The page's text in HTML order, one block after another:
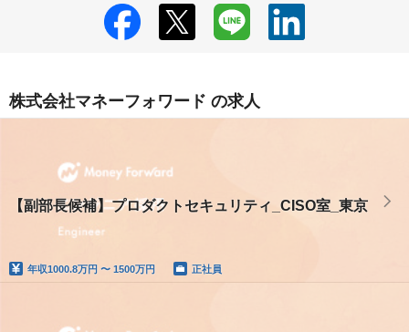
株式会社マネーフォワード の求人
【副部長候補】プロダクトセキュリティ_CISO室_東京
年収1000.8万円 〜 1500万円 正社員